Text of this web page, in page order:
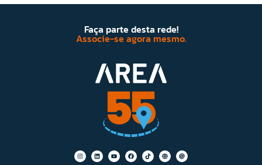
Faça parte desta rede!
Associe-se agora mesmo.